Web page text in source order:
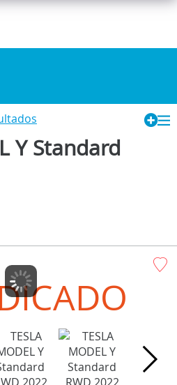
Y Standard